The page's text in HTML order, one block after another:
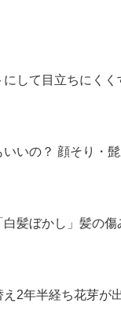
して目立ちにくく
いの？ 顔そり・
髪ぼかし」髪の傷
2年半経ち花芽が